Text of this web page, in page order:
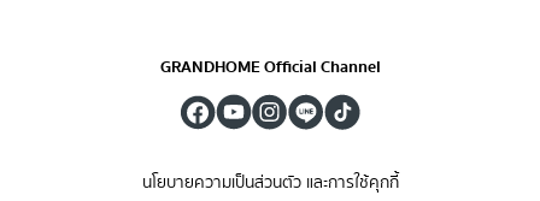
GRANDHOME Official Channel
นโยบายความเป็นส่วนตัว และการใช้คุกกี้